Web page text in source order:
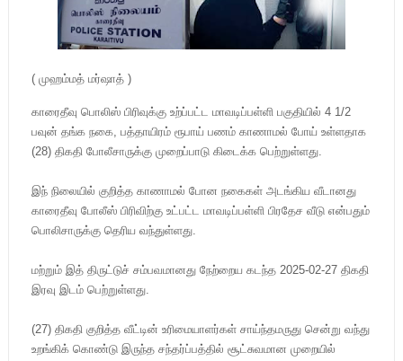
( முஹம்மத் மர்ஷாத் )
காரைதீவு பொலிஸ் பிரிவுக்கு உற்ப்பட்ட மாவடிப்பள்ளி பகுதியில் 4 1/2
பவுன் தங்க நகை, பத்தாயிரம் ரூபாய் பணம் காணாமல் போய் உள்ளதாக
(28) திகதி போலீசாருக்கு முறைப்பாடு கிடைக்க பெற்றுள்ளது.
இந் நிலையில் குறித்த காணாமல் போன நகைகள் அடங்கிய வீடானது
காரைதீவு போலீஸ் பிரிவிற்கு உட்பட்ட மாவடிப்பள்ளி பிரதேச வீடு என்பதும்
பொலிசாருக்கு தெரிய வந்துள்ளது.
மற்றும் இத் திருட்டுச் சம்பவமானது நேற்றைய கடந்த 2025-02-27 திகதி
இரவு இடம் பெற்றுள்ளது.
(27) திகதி குறித்த வீட்டின் உரிமையாளர்கள் சாய்ந்தமருது சென்று வந்து
உறங்கிக் கொண்டு இருந்த சந்தர்ப்பத்தில் சூட்சுவமான முறையில்